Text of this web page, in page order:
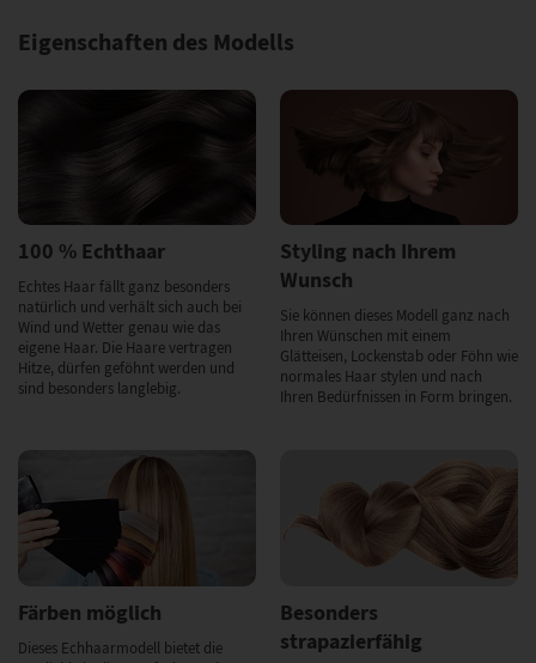
Eigenschaften des Modells
100 % Echthaar
Echtes Haar fällt ganz besonders
natürlich und verhält sich auch bei
Wind und Wetter genau wie das
eigene Haar. Die Haare vertragen
Hitze, dürfen geföhnt werden und
sind besonders langlebig.
Styling nach Ihrem
Wunsch
Sie können dieses Modell ganz nach
Ihren Wünschen mit einem
Glätteisen, Lockenstab oder Föhn wie
normales Haar stylen und nach
Ihren Bedürfnissen in Form bringen.
Färben möglich
Dieses Echhaarmodell bietet die
Besonders
strapazierfähig